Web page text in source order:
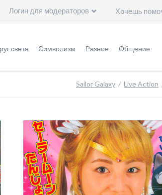
Хочешь
Логин для модераторов
света Символизм
Мифология
Астрология
Минералогия
Астрономия
Символы
Группы крови
Разное
Статьи
Чему нас научили
Художники
Общение
Группа
Sailor Galaxy Live Action